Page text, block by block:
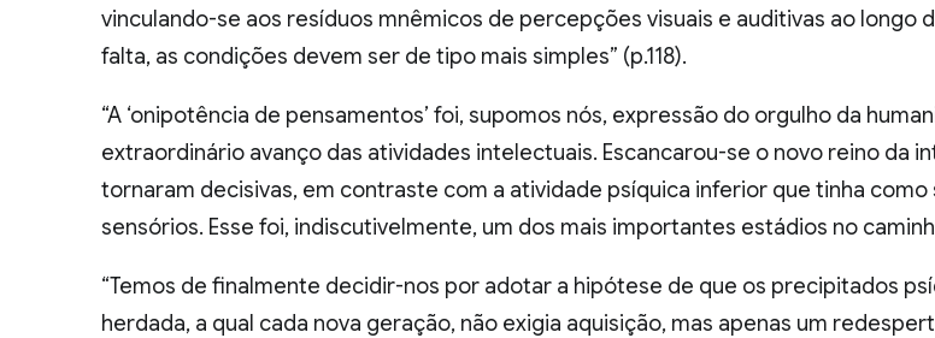
vinculando-se aos resíduos mnêmicos de percepções visuais e auditivas ao longo
falta, as condições devem ser de tipo mais simples” (p.118).
“A ‘onipotência de pensamentos’ foi, supomos nós, expressão do orgulho da
extraordinário avanço das atividades intelectuais. Escancarou-se o novo reino da
tornaram decisivas, em contraste com a atividade psíquica inferior que tinha
sensórios. Esse foi, indiscutivelmente, um dos mais importantes estádios no
“Temos de finalmente decidir-nos por adotar a hipótese de que os precipitados
herdada, a qual cada nova geração, não exigia aquisição, mas apenas um